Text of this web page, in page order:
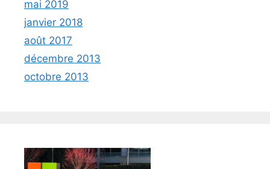
mai 2019
janvier 2018
août 2017
décembre 2013
octobre 2013